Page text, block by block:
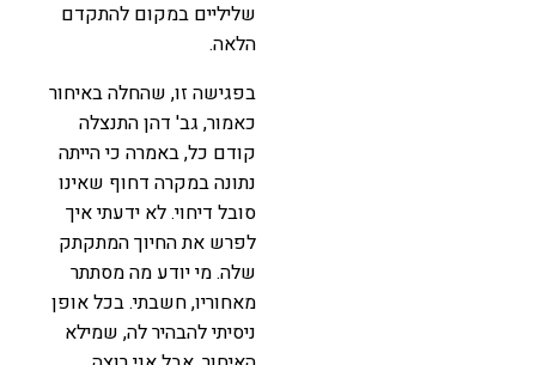
שליליים במקום להתקדם
הלאה.
בפגישה זו, שהחלה באיחור
כאמור, גב' דהן התנצלה
קודם כל, באמרה כי הייתה
נתונה במקרה דחוף שאינו
סובל דיחוי. לא ידעתי איך
לפרש את החיוך המתקתק
שלה. מי יודע מה מסתתר
מאחוריו, חשבתי. בכל אופן
ניסיתי להבהיר לה, שמילא